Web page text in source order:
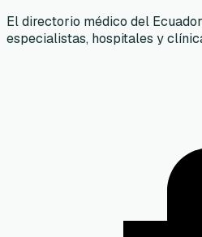
El directorio médico del
especialistas, hospitales y